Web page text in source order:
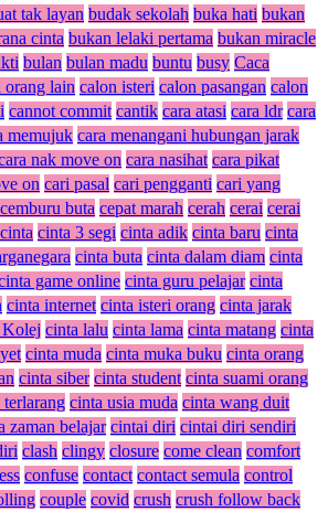
tak layan budak sekolah buka hati bukan
cinta bukan lelaki pertama bukan miracle
bulan bulan madu buntu busy Caca
orang lain calon isteri calon pasangan calon
cannot commit cantik cara atasi cara ldr cara
memujuk cara menangani hubungan jarak
nak move on cara nasihat cara pikat
on cari pasal cari pengganti cari yang
cemburu buta cepat marah cerah cerai cerai
cinta cinta 3 segi cinta adik cinta baru cinta
cinta buta cinta dalam diam cinta
game online cinta guru pelajar cinta
cinta internet cinta isteri orang cinta jarak
cinta lalu cinta lama cinta matang cinta
cinta muda cinta muka buku cinta orang
cinta siber cinta student cinta suami orang
terlarang cinta usia muda cinta wang duit
zaman belajar cintai diri cintai diri sendiri
clash clingy closure come clean comfort
confuse contact contact semula control
couple covid crush crush follow back